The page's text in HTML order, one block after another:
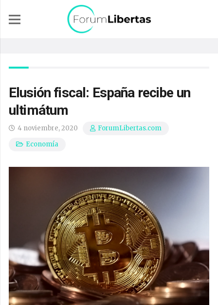
Elusión fiscal: España recibe un
ultimátum
4 noviembre, 2020
ForumLibertas.com
Economía